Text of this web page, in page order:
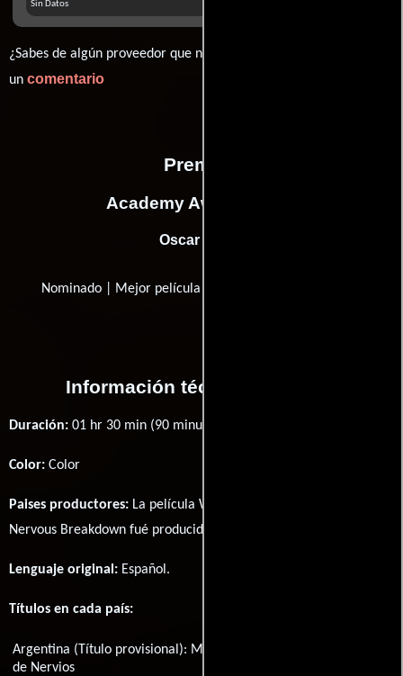
Sin Datos
¿Sabes de algún proveedor que no estamos mostrando? déjanos
un comentario
Premios
Academy Awards, USA
Oscar (1989)
Nominado | Mejor película de lengua extranjera
Información técnica y general
Duración: 01 hr 30 min (90 minutos) .
Color: Color
Paises productores: La película Women on the Verge of a
Nervous Breakdown fué producida en
Lenguaje original: Español.
Títulos en cada país:
Argentina (Título provisional): Mujeres al Borde de un Ataque
de Nervios